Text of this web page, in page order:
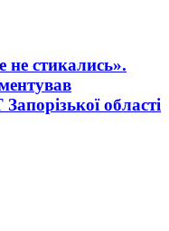
стикались».
області